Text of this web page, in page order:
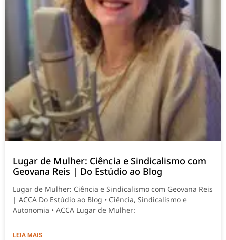
Lugar de Mulher: Ciência e Sindicalismo com
Geovana Reis | Do Estúdio ao Blog
Lugar de Mulher: Ciência e Sindicalismo com Geovana Reis
| ACCA Do Estúdio ao Blog • Ciência, Sindicalismo e
Autonomia • ACCA Lugar de Mulher:
LEIA MAIS